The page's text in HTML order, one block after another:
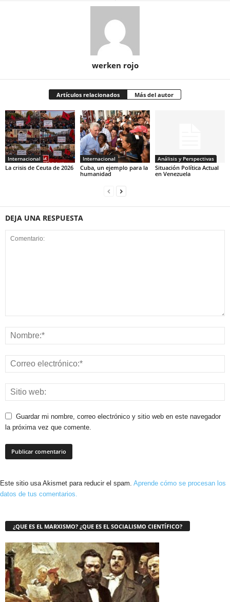
werken rojo
Artículos relacionados Más del autor
Internacional
La crisis de Ceuta de 2026
Internacional
Cuba, un ejemplo para la
humanidad
Análisis y Perspectivas
Situación Política Actual
en Venezuela
DEJA UNA RESPUESTA
Guardar mi nombre, correo electrónico y sitio web en este navegador
la próxima vez que comente.
Este sitio usa Akismet para reducir el spam. Aprende cómo se procesan los
datos de tus comentarios.
¿QUE ES EL MARXISMO? ¿QUE ES EL SOCIALISMO CIENTÍFICO?